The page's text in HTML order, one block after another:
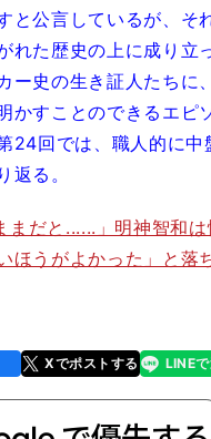
と公言しているが、そ
れた歴史の上に成り立
ー史の生き証人たちに
かすことのできるエピ
24回では、職人的に中
返る。
だと......」明神智和は
ほうがよかった」と落
Xでポストする
line LINE